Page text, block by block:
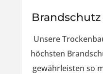
Unsere
höchsten
gewährleisten so